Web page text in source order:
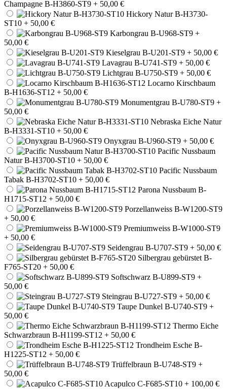
Champagne B-H3860-ST9 + 50,00 €
Hickory Natur B-H3730-
ST10 + 50,00 €
Karbongrau B-U968-ST9 +
50,00 €
Kieselgrau B-U201-ST9 + 50,00 €
Lavagrau B-U741-ST9 + 50,00 €
Lichtgrau B-U750-ST9 + 50,00 €
Locarno Kirschbaum
B-H1636-ST12 + 50,00 €
Monumentgrau B-U780-ST9 +
50,00 €
Nebraska Eiche Natur
B-H3331-ST10 + 50,00 €
Onyxgrau B-U960-ST9 + 50,00 €
Pacific Nussbaum
Natur B-H3700-ST10 + 50,00 €
Pacific Nussbaum
Tabak B-H3702-ST10 + 50,00 €
Parona Nussbaum B-
H1715-ST12 + 50,00 €
Porzellanweiss B-W1200-ST9
+ 50,00 €
Premiumweiss B-W1000-ST9
+ 50,00 €
Seidengrau B-U707-ST9 + 50,00 €
Silbergrau gebürstet B-
F765-ST20 + 50,00 €
Softschwarz B-U899-ST9 +
50,00 €
Steingrau B-U727-ST9 + 50,00 €
Taupe Dunkel B-U740-ST9 +
50,00 €
Thermo Eiche
Schwarzbraun B-H1199-ST12 + 50,00 €
Trondheim Esche B-
H1225-ST12 + 50,00 €
Trüffelbraun B-U748-ST9 +
50,00 €
Acapulco C-F685-ST10 + 100,00 €